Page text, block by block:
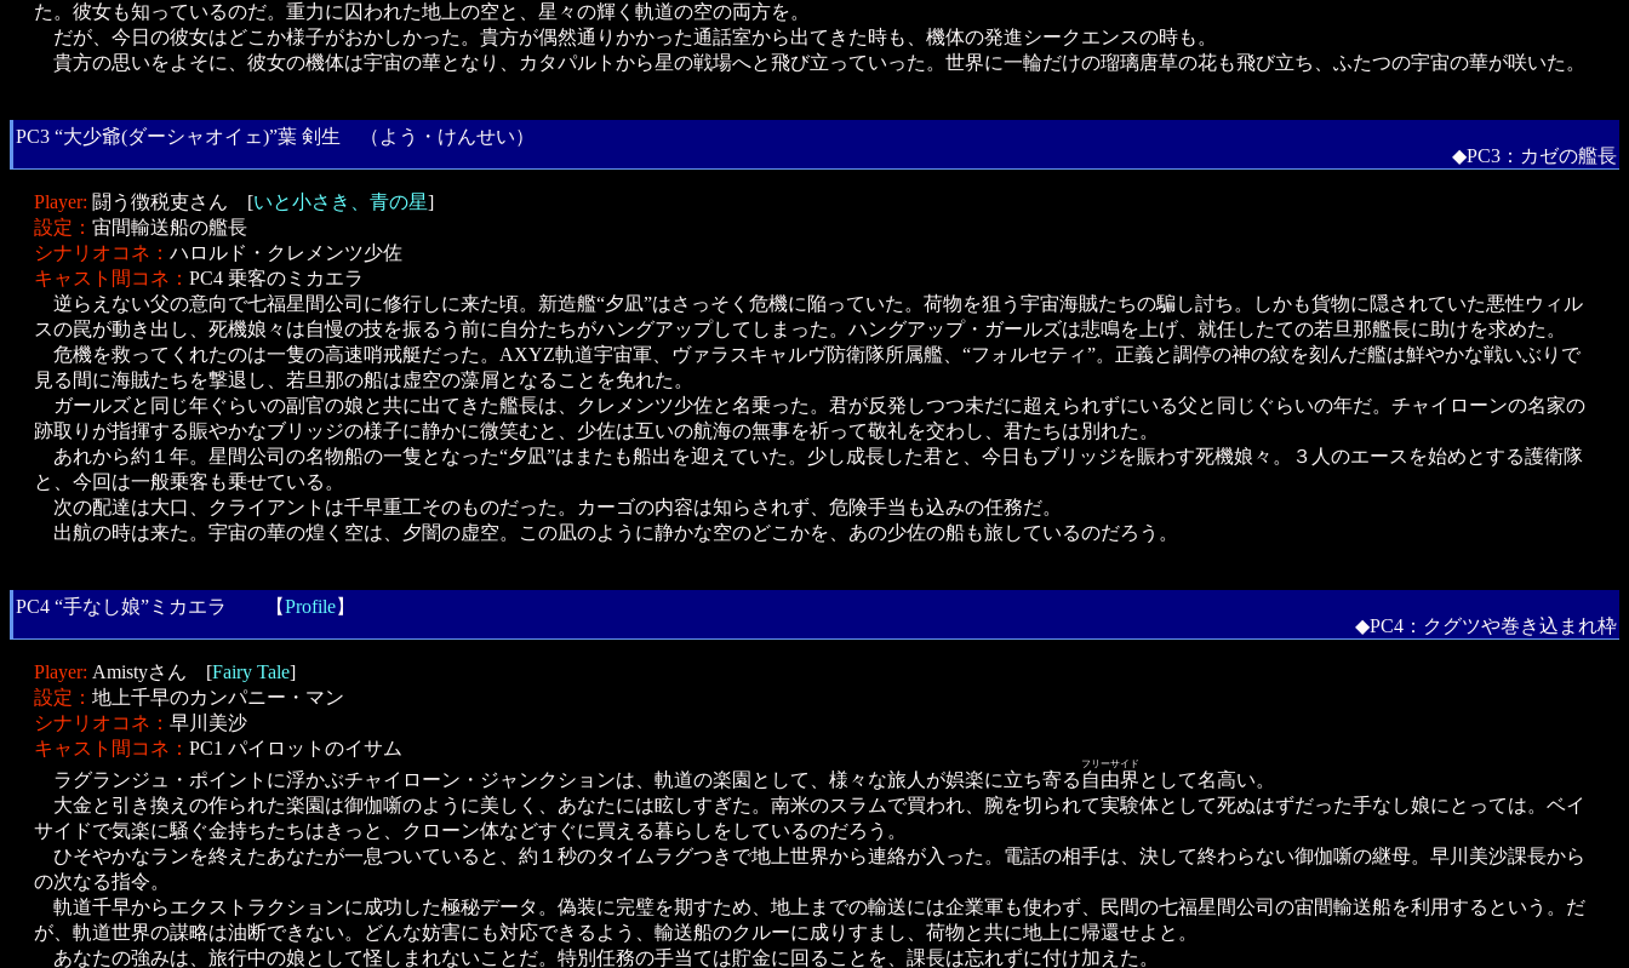
た。彼女も知っているのだ。重力に囚われた地上の空と、星々の輝く軌道の空の両方を。
だが、今日の彼女はどこか様子がおかしかった。貴方が偶然通りかかった通話室から出てきた時も、機体の発進シークエンスの時も。
貴方の思いをよそに、彼女の機体は宇宙の華となり、カタパルトから星の戦場へと飛び立っていった。世界に一輪だけの瑠璃唐草の花も飛び立ち、ふたつの宇宙の華が咲いた。
PC3 “大少爺(ダーシャオイェ)”葉 剣生 （よう・けんせい）
◆PC3：カゼの艦長
Player: 闘う徴税吏さん [いと小さき、青の星]
設定： 宙間輸送船の艦長
シナリオコネ： ハロルド・クレメンツ少佐
キャスト間コネ： PC4 乗客のミカエラ
逆らえない父の意向で七福星間公司に修行しに来た頃。新造艦“夕凪”はさっそく危機に陥っていた。荷物を狙う宇宙海賊たちの騙し討ち。しかも貨物に隠されていた悪性ウィル
スの罠が動き出し、死機娘々は自慢の技を振るう前に自分たちがハングアップしてしまった。ハングアップ・ガールズは悲鳴を上げ、就任したての若旦那艦長に助けを求めた。
危機を救ってくれたのは一隻の高速哨戒艇だった。AXYZ軌道宇宙軍、ヴァラスキャルヴ防衛隊所属艦、“フォルセティ”。正義と調停の神の紋を刻んだ艦は鮮やかな戦いぶりで
見る間に海賊たちを撃退し、若旦那の船は虚空の藻屑となることを免れた。
ガールズと同じ年ぐらいの副官の娘と共に出てきた艦長は、クレメンツ少佐と名乗った。君が反発しつつ未だに超えられずにいる父と同じぐらいの年だ。チャイローンの名家の
跡取りが指揮する賑やかなブリッジの様子に静かに微笑むと、少佐は互いの航海の無事を祈って敬礼を交わし、君たちは別れた。
あれから約１年。星間公司の名物船の一隻となった“夕凪”はまたも船出を迎えていた。少し成長した君と、今日もブリッジを賑わす死機娘々。３人のエースを始めとする護衛隊
と、今回は一般乗客も乗せている。
次の配達は大口、クライアントは千早重工そのものだった。カーゴの内容は知らされず、危険手当も込みの任務だ。
出航の時は来た。宇宙の華の煌く空は、夕闇の虚空。この凪のように静かな空のどこかを、あの少佐の船も旅しているのだろう。
PC4 “手なし娘”ミカエラ 【Profile】
◆PC4：クグツや巻き込まれ枠
Player: Amistyさん [Fairy Tale]
設定： 地上千早のカンパニー・マン
シナリオコネ： 早川美沙
キャスト間コネ： PC1 パイロットのイサム
ラグランジュ・ポイントに浮かぶチャイローン・ジャンクションは、軌道の楽園として、様々な旅人が娯楽に立ち寄る 自由界
フリーサイド
として名高い。
大金と引き換えの作られた楽園は御伽噺のように美しく、あなたには眩しすぎた。南米のスラムで買われ、腕を切られて実験体として死ぬはずだった手なし娘にとっては。ベイ
サイドで気楽に騒ぐ金持ちたちはきっと、クローン体などすぐに買える暮らしをしているのだろう。
ひそやかなランを終えたあなたが一息ついていると、約１秒のタイムラグつきで地上世界から連絡が入った。電話の相手は、決して終わらない御伽噺の継母。早川美沙課長から
の次なる指令。
軌道千早からエクストラクションに成功した極秘データ。偽装に完璧を期すため、地上までの輸送には企業軍も使わず、民間の七福星間公司の宙間輸送船を利用するという。だ
が、軌道世界の謀略は油断できない。どんな妨害にも対応できるよう、輸送船のクルーに成りすまし、荷物と共に地上に帰還せよと。
あなたの強みは、旅行中の娘として怪しまれないことだ。特別任務の手当ては貯金に回ることを、課長は忘れずに付け加えた。